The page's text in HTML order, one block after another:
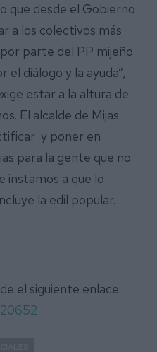
que desde el Gobierno
a los colectivos más
parte del PP mijeño
diálogo y la ayuda”,
estar a la altura de
El alcalde de Mijas
y poner en
para la gente que no
instamos a que lo
la edil popular.
el siguiente enlace: